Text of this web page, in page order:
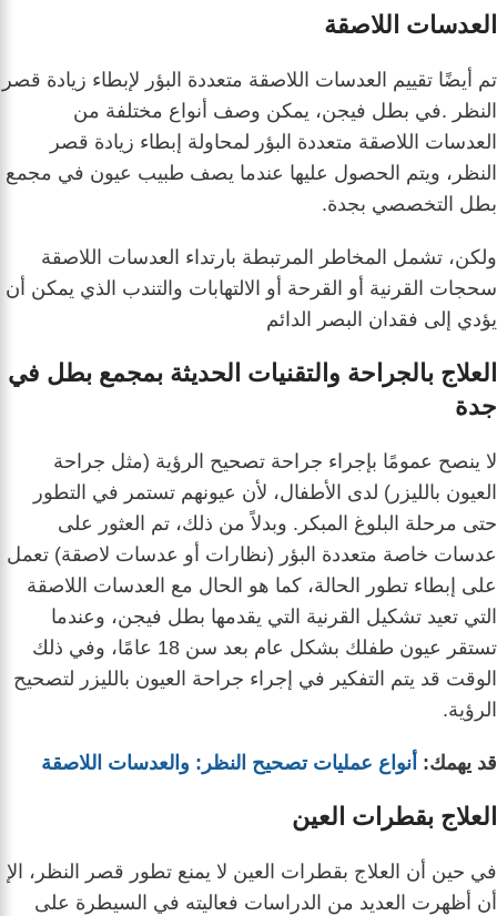
العدسات اللاصقة
تم أيضًا تقييم العدسات اللاصقة متعددة البؤر لإبطاء زيادة قصر
النظر .في بطل فيجن، يمكن وصف أنواع مختلفة من
العدسات اللاصقة متعددة البؤر لمحاولة إبطاء زيادة قصر
النظر، ويتم الحصول عليها عندما يصف طبيب عيون في مجمع
بطل التخصصي بجدة.
ولكن، تشمل المخاطر المرتبطة بارتداء العدسات اللاصقة
سحجات القرنية أو القرحة أو الالتهابات والتندب الذي يمكن أن
يؤدي إلى فقدان البصر الدائم
العلاج بالجراحة والتقنيات الحديثة بمجمع بطل في
جدة
لا ينصح عمومًا بإجراء جراحة تصحيح الرؤية (مثل جراحة
العيون بالليزر) لدى الأطفال، لأن عيونهم تستمر في التطور
حتى مرحلة البلوغ المبكر. وبدلاً من ذلك، تم العثور على
عدسات خاصة متعددة البؤر (نظارات أو عدسات لاصقة) تعمل
على إبطاء تطور الحالة، كما هو الحال مع العدسات اللاصقة
التي تعيد تشكيل القرنية التي يقدمها بطل فيجن، وعندما
تستقر عيون طفلك بشكل عام بعد سن 18 عامًا، وفي ذلك
الوقت قد يتم التفكير في إجراء جراحة العيون بالليزر لتصحيح
الرؤية.
قد يهمك: أنواع عمليات تصحيح النظر: والعدسات اللاصقة
العلاج بقطرات العين
في حين أن العلاج بقطرات العين لا يمنع تطور قصر النظر، الإ
أن أظهرت العديد من الدراسات فعاليته في السيطرة على